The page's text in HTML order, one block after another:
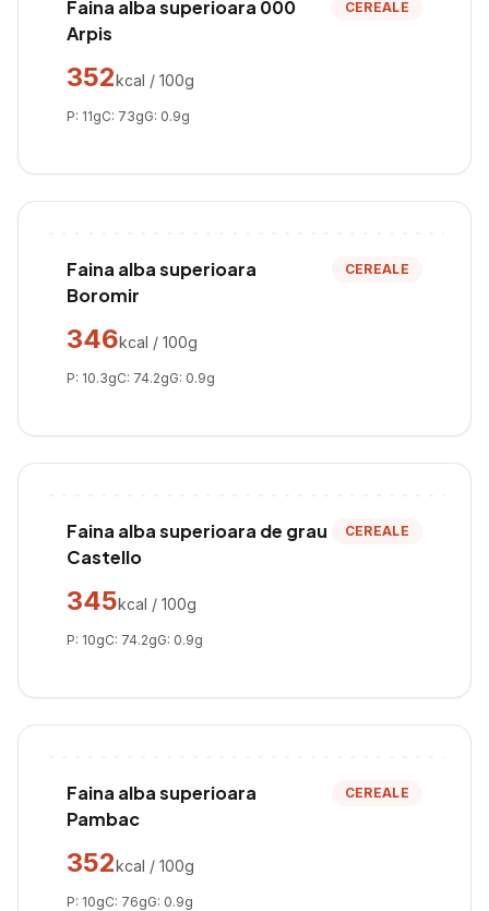
Faina alba superioara 000
Arpis
CEREALE
352kcal / 100g
P: 11gC: 73gG: 0.9g
Faina alba superioara
Boromir
CEREALE
346kcal / 100g
P: 10.3gC: 74.2gG: 0.9g
Faina alba superioara de grau
Castello
CEREALE
345kcal / 100g
P: 10gC: 74.2gG: 0.9g
Faina alba superioara
Pambac
CEREALE
352kcal / 100g
P: 10gC: 76gG: 0.9g